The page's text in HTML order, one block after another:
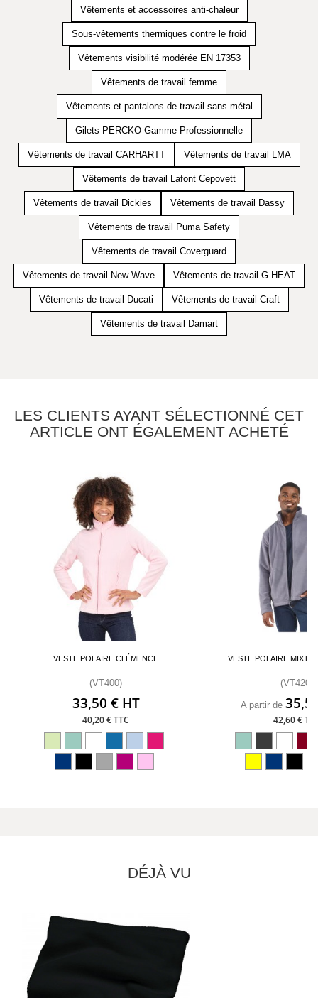
Vêtements et accessoires anti-chaleur
Sous-vêtements thermiques contre le froid
Vêtements visibilité modérée EN 17353
Vêtements de travail femme
Vêtements et pantalons de travail sans métal
Gilets PERCKO Gamme Professionnelle
Vêtements de travail CARHARTT Vêtements de travail LMA
Vêtements de travail Lafont Cepovett
Vêtements de travail Dickies Vêtements de travail Dassy
Vêtements de travail Puma Safety
Vêtements de travail Coverguard
Vêtements de travail New Wave Vêtements de travail G-HEAT
Vêtements de travail Ducati Vêtements de travail Craft
Vêtements de travail Damart
LES CLIENTS AYANT SÉLECTIONNÉ CET
ARTICLE ONT ÉGALEMENT ACHETÉ
VESTE POLAIRE CLÉMENCE
(VT400)
33,50 € HT
40,20 € TTC
VESTE POLAIRE MIXTE
(VT420)
A partir de
42,60 €
DÉJÀ VU